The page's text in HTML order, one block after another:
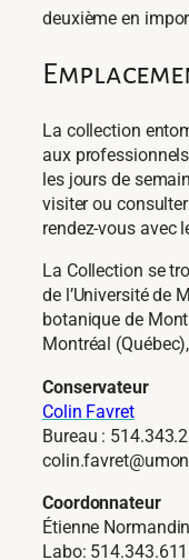
deuxième en
La collection
aux
les jours de
visiter ou
rendez-vous avec
La Collection se
de l’Université de
botanique de
Montréal
Conservateur
Colin Favret
Bureau :
Coordonnateur
Étienne Normandin
Labo: